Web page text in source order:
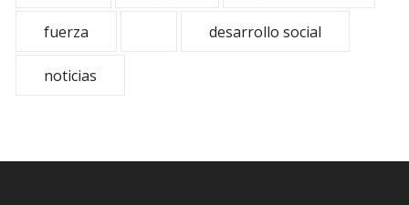
fuerza desarrollo social
noticias